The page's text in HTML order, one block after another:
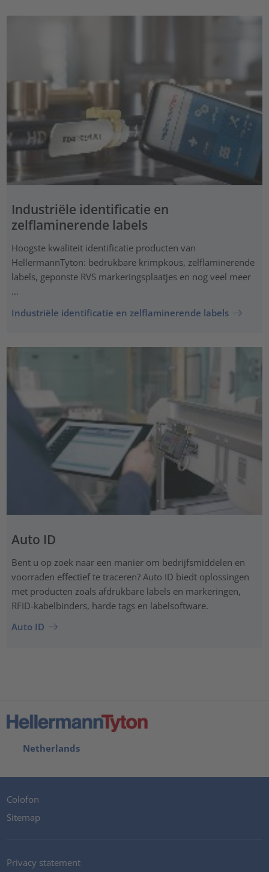
Industriële identificatie en
zelflaminerende labels
Hoogste kwaliteit identificatie producten van
HellermannTyton: bedrukbare krimpkous, zelflaminerende
labels, geponste RVS markeringsplaatjes en nog veel meer
...
Industriële identificatie en zelflaminerende labels
Auto ID
Bent u op zoek naar een manier om bedrijfsmiddelen en
voorraden effectief te traceren? Auto ID biedt oplossingen
met producten zoals afdrukbare labels en markeringen,
RFID-kabelbinders, harde tags en labelsoftware.
Auto ID
Netherlands
Colofon
Sitemap
Privacy statement